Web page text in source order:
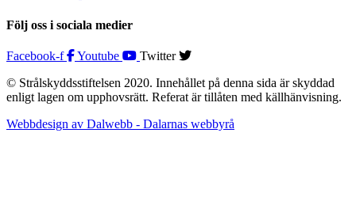
Följ oss i sociala medier
Facebook-f Youtube
Twitter
© Strålskyddsstiftelsen 2020. Innehållet på denna sida är skyddad
enligt lagen om upphovsrätt. Referat är tillåten med källhänvisning.
Webbdesign av Dalwebb - Dalarnas webbyrå